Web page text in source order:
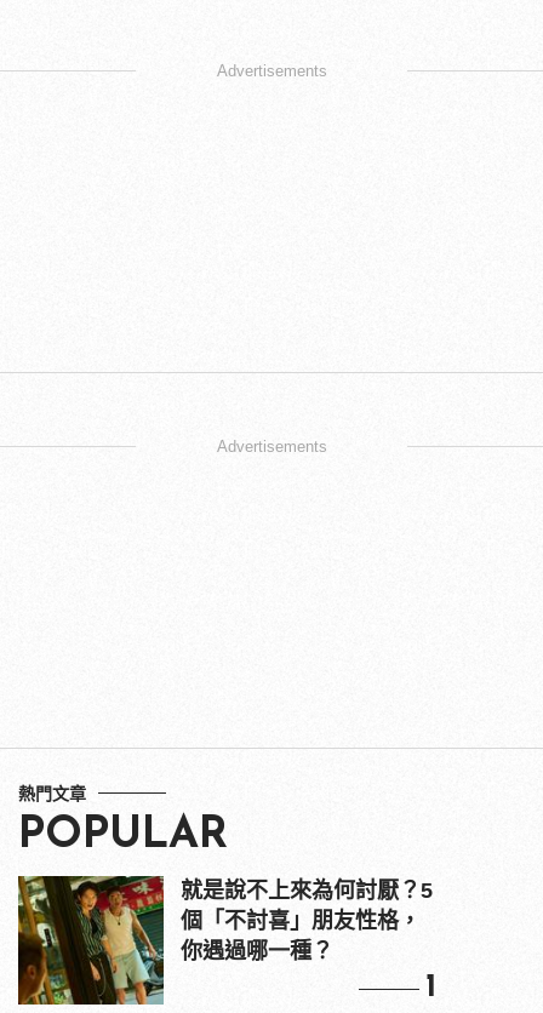
Advertisements
Advertisements
熱門文章
POPULAR
就是說不上來為何討厭？5
個「不討喜」朋友性格，
你遇過哪一種？
1